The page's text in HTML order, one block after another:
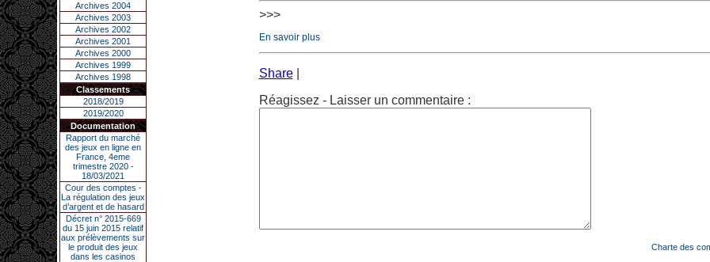
Archives 2004
Archives 2003
Archives 2002
Archives 2001
Archives 2000
Archives 1999
Archives 1998
Classements
2018/2019
2019/2020
Documentation
Rapport du marché
des jeux en ligne en
France, 4eme
trimestre 2020 -
18/03/2021
Cour des comptes -
La régulation des jeux
d’argent et de hasard
Décret n° 2015-669
du 15 juin 2015 relatif
aux prélèvements sur
le produit des jeux
dans les casinos
>>>
En savoir plus
Share
Réagissez - Laisser un commentaire :
Charte des